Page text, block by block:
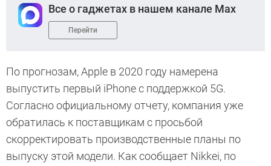
Все о гаджетах в нашем канале Max
Перейти
По прогнозам, Apple в 2020 году намерена
выпустить первый iPhone с поддержкой 5G.
Согласно официальному отчету, компания уже
обратилась к поставщикам с просьбой
скорректировать производственные планы по
выпуску этой модели. Как сообщает Nikkei, по